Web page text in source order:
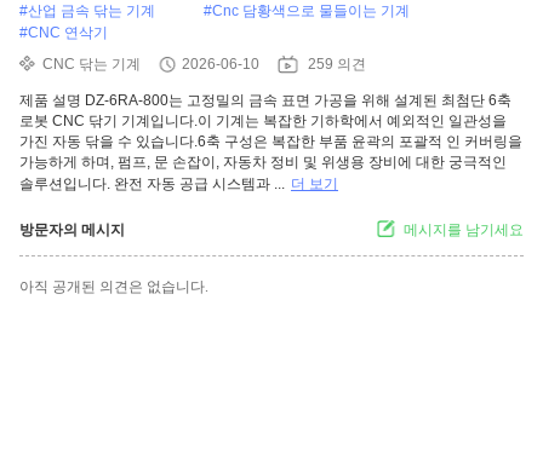
#산업 금속 닦는 기계 #Cnc 담황색으로 물들이는 기계
#CNC 연삭기
CNC 닦는 기계
2026-06-10 259 의견
제품 설명 DZ-6RA-800는 고정밀의 금속 표면 가공을 위해 설계된 최첨단 6축
로봇 CNC 닦기 기계입니다.이 기계는 복잡한 기하학에서 예외적인 일관성을
가진 자동 닦을 수 있습니다.6축 구성은 복잡한 부품 윤곽의 포괄적 인 커버링을
가능하게 하며, 펌프, 문 손잡이, 자동차 정비 및 위생용 장비에 대한 궁극적인
솔루션입니다. 완전 자동 공급 시스템과 ... 더 보기
방문자의 메시지 메시지를 남기세요
아직 공개된 의견은 없습니다.